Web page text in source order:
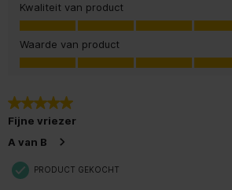
Kwaliteit van product
Kwaliteit van product, 5.0 van 5
Waarde van product
Waarde van product, 5.0 van 5
5 van 5 sterren.
Fijne vriezer
A van B
PRODUCT GEKOCHT